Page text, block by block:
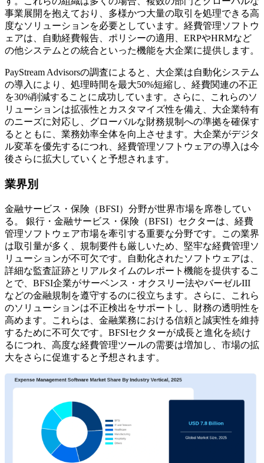
事業展開を抱えており、多様かつ大量の取引を処理できる高
度なソリューションを必要としています。経費管理ソフトウ
ェアは、自動経費報告、ポリシーの適用、ERPやHRMなど
の他システムとの統合といった機能を大企業に提供します。
PayStream Advisorsの調査によると、大企業は自動化システム
の導入により、処理時間を最大50%短縮し、経費関連の不正
を30%削減することに成功しています。さらに、これらのソ
リューションは拡張性とカスタマイズ性を備え、大企業特有
のニーズに対応し、グローバルな財務規制への準拠を確保す
るとともに、業務効率全体を向上させます。大企業がデジタ
ル変革を優先するにつれ、経費管理ソフトウェアの導入は今
後さらに拡大していくと予想されます。
業界別
金融サービス・保険（BFSI）分野が世界市場を席巻してい
る。
銀行・金融サービス・保険（BFSI）セクターは、経費
管理ソフトウェア市場を牽引する重要な分野です。この業界
は取引量が多く、規制要件も厳しいため、堅牢な経費管理ソ
リューションが不可欠です。自動化されたソフトウェアは、
詳細な監査証跡とリアルタイムのレポート機能を提供するこ
とで、BFSI企業がサーベンス・オクスリー法やバーゼルIII
などの金融規制を遵守するのに役立ちます。さらに、これら
のソリューションは不正検出をサポートし、財務の透明性を
高めます。これらは、金融業務における信頼と誠実性を維持
するために不可欠です。BFSIセクターが成長と進化を続け
るにつれ、高度な経費管理ツールの需要は増加し、市場の拡
大をさらに促進すると予想されます。